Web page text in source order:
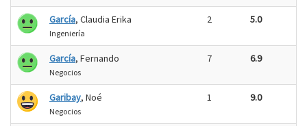
García, Claudia Erika
Ingeniería
2 5.0
García, Fernando
Negocios
7 6.9
Garibay, Noé
Negocios
1 9.0